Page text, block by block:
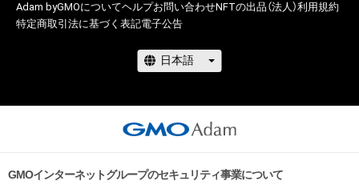
Adam byGMOについてヘルプお問い合わせNFTの出品（法人）利用規約
特定商取引法に基づく表記電子公告
GMOインターネットグループのセキュリティ事業について